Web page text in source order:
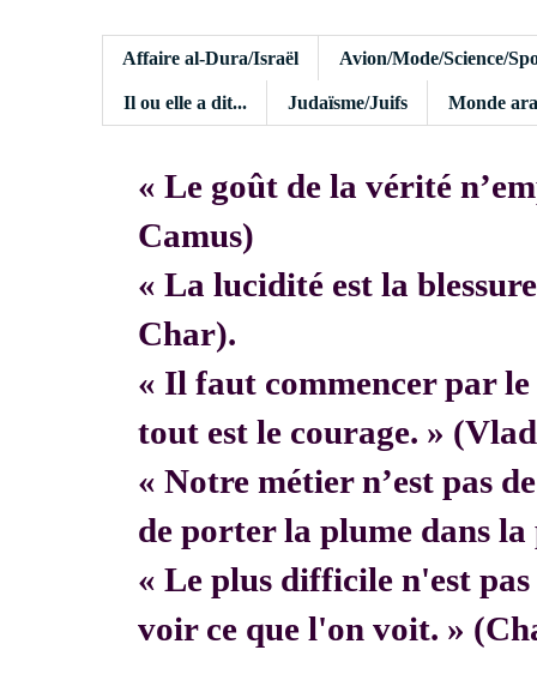
Affaire al-Dura/Israël Avion/Mode/Science/
Il ou elle a dit... Judaïsme/Juifs Monde
« Le goût de la vérité
Camus)
« La lucidité est la
Char).
« Il faut commencer par le
tout est le courage. »
« Notre métier n’est pas
de porter la plume dans
« Le plus difficile n'est
voir ce que l'on voit. »